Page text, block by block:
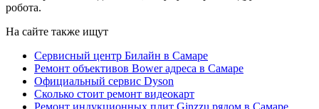
робота.
На сайте также ищут
Сервисный центр Билайн в Самаре
Ремонт объективов Bower адреса в Самаре
Официальный сервис Dyson
Сколько стоит ремонт видеокарт
Ремонт индукционных плит Ginzzu рядом в Самаре